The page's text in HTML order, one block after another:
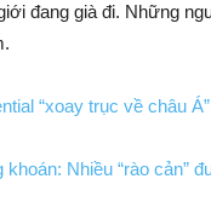
đang già đi. Những
“xoay trục về châu
Nhiều “rào cản”